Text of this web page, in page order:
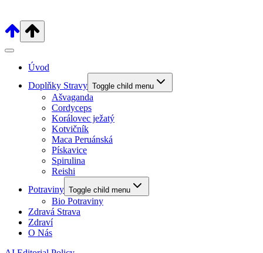
Úvod
Doplňky Stravy Toggle child menu
Ašvaganda
Cordyceps
Korálovec ježatý
Kotvičník
Maca Peruánská
Pískavice
Spirulina
Reishi
Potraviny Toggle child menu
Bio Potraviny
Zdravá Strava
Zdraví
O Nás